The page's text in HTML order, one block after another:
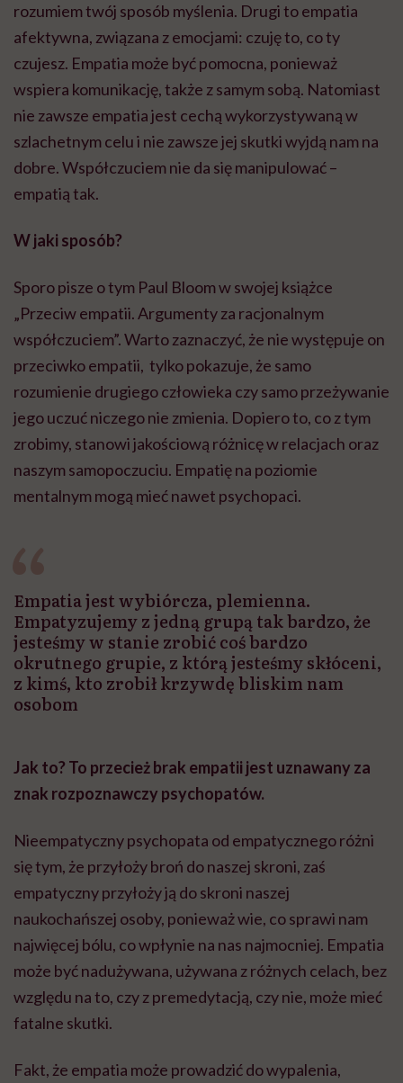
rozumiem twój sposób myślenia. Drugi to empatia
afektywna, związana z emocjami: czuję to, co ty
czujesz. Empatia może być pomocna, ponieważ
wspiera komunikację, także z samym sobą. Natomiast
nie zawsze empatia jest cechą wykorzystywaną w
szlachetnym celu i nie zawsze jej skutki wyjdą nam na
dobre. Współczuciem nie da się manipulować –
empatią tak.
W jaki sposób?
Sporo pisze o tym Paul Bloom w swojej książce
„Przeciw empatii. Argumenty za racjonalnym
współczuciem”. Warto zaznaczyć, że nie występuje on
przeciwko empatii, tylko pokazuje, że samo
rozumienie drugiego człowieka czy samo przeżywanie
jego uczuć niczego nie zmienia. Dopiero to, co z tym
zrobimy, stanowi jakościową różnicę w relacjach oraz
naszym samopoczuciu. Empatię na poziomie
mentalnym mogą mieć nawet psychopaci.
Empatia jest wybiórcza, plemienna.
Empatyzujemy z jedną grupą tak bardzo, że
jesteśmy w stanie zrobić coś bardzo
okrutnego grupie, z którą jesteśmy skłóceni,
z kimś, kto zrobił krzywdę bliskim nam
osobom
Jak to? To przecież brak empatii jest uznawany za
znak rozpoznawczy psychopatów.
Nieempatyczny psychopata od empatycznego różni
się tym, że przyłoży broń do naszej skroni, zaś
empatyczny przyłoży ją do skroni naszej
naukochańszej osoby, ponieważ wie, co sprawi nam
najwięcej bólu, co wpłynie na nas najmocniej. Empatia
może być nadużywana, używana z różnych celach, bez
względu na to, czy z premedytacją, czy nie, może mieć
fatalne skutki.
Fakt, że empatia może prowadzić do wypalenia,